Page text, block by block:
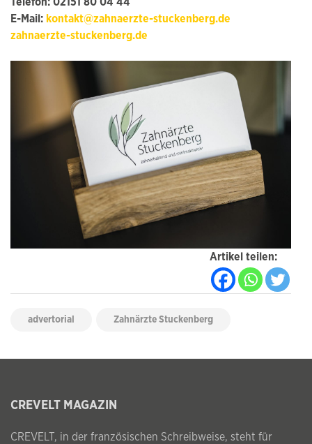
Telefon: 02151 80 04 44
E-Mail: kontakt@zahnaerzte-stuckenberg.de
zahnaerzte-stuckenberg.de
Artikel teilen:
advertorial Zahnärzte Stuckenberg
CREVELT MAGAZIN
CREVELT, in der französischen Schreibweise, steht für